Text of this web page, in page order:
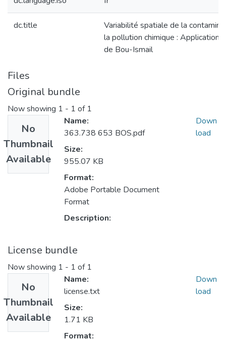
dc.title
Variabilité spatiale de la
la pollution chimique : Application
de Bou-Ismail
Files
Original bundle
Now showing 1 - 1 of 1
No
Thumbnail
Available
Name:
363.738 653 BOS.pdf
Size:
955.07 KB
Format:
Adobe Portable Document
Format
Description:
Down
load
License bundle
Now showing 1 - 1 of 1
No
Thumbnail
Available
Name:
license.txt
Size:
1.71 KB
Format:
Down
load